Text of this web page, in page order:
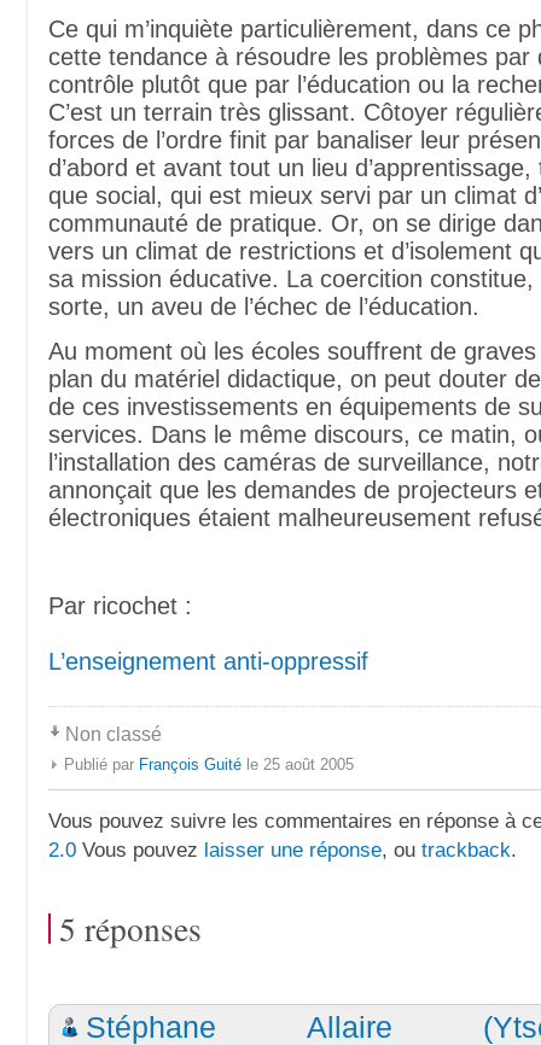
Ce qui m’inquiète particulièrement, dans ce
cette tendance à résoudre les problèmes par
contrôle plutôt que par l’éducation ou la
C’est un terrain très glissant. Côtoyer
forces de l’ordre finit par banaliser leur
d’abord et avant tout un lieu
que social, qui est mieux servi par un climat
communauté de pratique. Or, on se dirige
vers un climat de restrictions et d’isolement
sa mission éducative. La coercition constitue,
sorte, un aveu de l’échec de l’éducation.
Au moment où les écoles souffrent de
plan du matériel didactique, on peut douter
de ces investissements en équipements de
services. Dans le même discours, ce matin,
l’installation des caméras de surveillance,
annonçait que les demandes de projecteurs
électroniques étaient malheureusement
Par ricochet :
L’enseignement anti-oppressif
Non classé
Publié par François Guité le 25 août 2005
Vous pouvez suivre les commentaires en réponse à
2.0 Vous pouvez laisser une réponse, ou trackback.
5 réponses
Stéphane Allaire